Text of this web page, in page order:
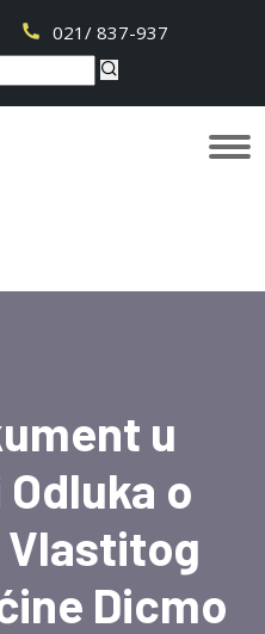
021/ 837-937
u
o
Dicmo